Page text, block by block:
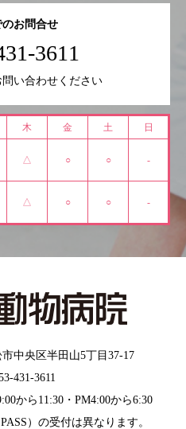
のお問合せ
3611
い合わせください
木 金 土 日
△ ○ ○ -
△ ○ ○ -
中央区半田山5丁目37-17
431-3611
から11:30・PM4:00から6:30
）の受付は異なります。